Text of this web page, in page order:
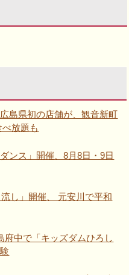
島県初の店舗が、観音新町
放題も
ンス」開催、8月8日・9日
し」開催、 元安川で平和
府中で「キッズダムひろし